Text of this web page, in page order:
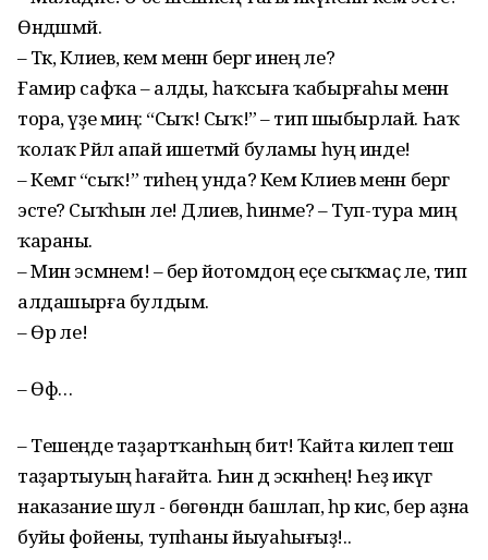
Өндәшмәй.
– Тәк, Кәлиев, кем менән бергә инең әле?
Ғамир сафҡа – алды, һаҡсыға ҡабырғаһы менән
тора, үҙе миңә: “Сыҡ! Сыҡ!” – тип шыбырлай. Һаҡ
ҡолаҡ Рәйлә апай ишетмәй буламы һуң инде!
– Кемгә “сыҡ!” тиһең унда? Кем Кәлиев менән бергә
эсте? Сыҡһын әле! Дәлиев, һинме? – Туп-тура миңә
ҡараны.
– Мин эсмәнем! – бер йотомдоң еҫе сыҡмаҫ әле, тип
алдашырға булдым.
– Өр әле!
– Өф…
– Тешеңде таҙартҡанһың бит! Ҡайта килеп теш
таҙартыуың һағайта. Һин дә эскәнһең! Һеҙ икәүгә
наказание шул - бөгөндән башлап, һәр кис, бер аҙна
буйы фойены, тупһаны йыуаһығыҙ!..